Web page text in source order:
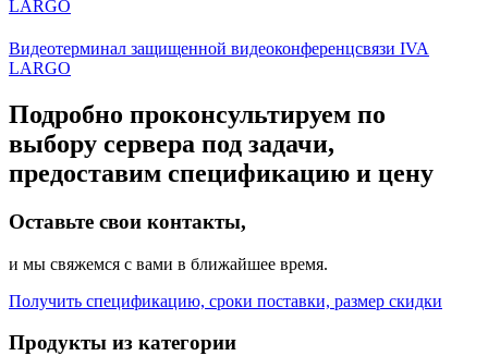
Видеотерминал защищенной видеоконференцсвязи IVA
LARGO
Подробно проконсультируем по
выбору сервера под задачи,
предоставим спецификацию и цену
Оставьте свои контакты,
и мы свяжемся с вами в ближайшее время.
Получить спецификацию, сроки поставки, размер скидки
Продукты из категории